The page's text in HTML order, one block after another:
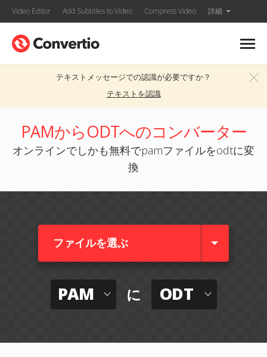
Video Editor Add Subtitles to Video Compress Video 詳細
テキストメッセージでの認識が必要ですか？
テキストを認識
PAMからODTへのコンバーター
オンラインでしかも無料でpamファイルをodtに変
換
ファイルを選ぶ
PAM に ODT